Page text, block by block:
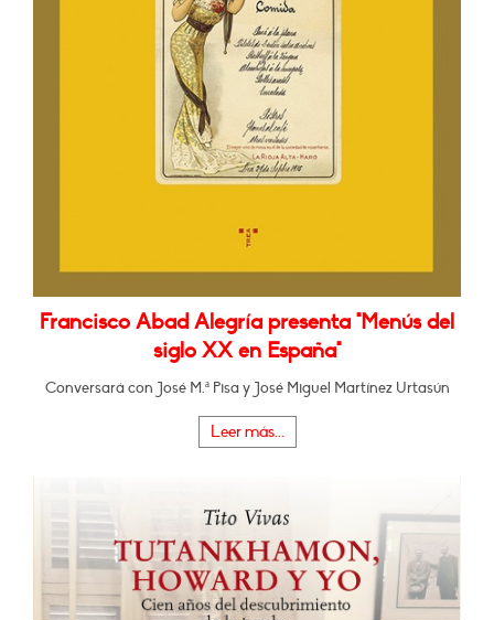
Francisco Abad Alegría presenta "Menús del
siglo XX en España"
Conversará con José M.ª Pisa y José Miguel Martínez Urtasún
Leer más...